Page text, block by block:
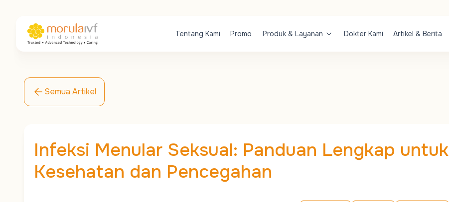
Tentang Kami Promo Produk & Layanan Dokter Kami Artikel & Berita
Semua Artikel
Infeksi Menular Seksual: Panduan Lengkap untuk
Kesehatan dan Pencegahan